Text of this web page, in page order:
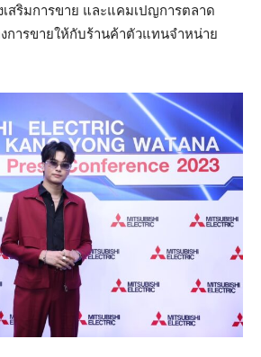
สริมการขาย และแคมเปญการตลาด
ารขายให้กับร้านค้าตัวแทนจำหน่าย